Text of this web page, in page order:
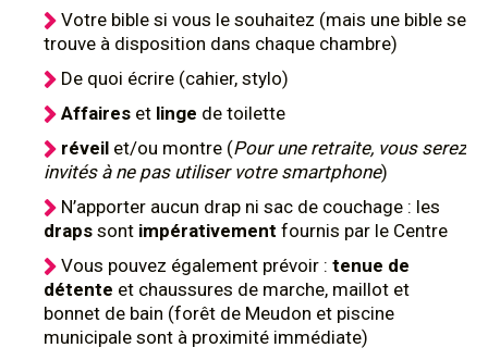
Votre bible si vous le souhaitez (mais une bible se
trouve à disposition dans chaque chambre)
De quoi écrire (cahier, stylo)
Affaires et linge de toilette
réveil et/ou montre (Pour une retraite, vous serez
invités à ne pas utiliser votre smartphone)
N’apporter aucun drap ni sac de couchage : les
draps sont impérativement fournis par le Centre
Vous pouvez également prévoir : tenue de
détente et chaussures de marche, maillot et
bonnet de bain (forêt de Meudon et piscine
municipale sont à proximité immédiate)